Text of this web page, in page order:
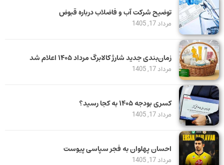
توضیح شرکت آب و فاضلاب درباره قبوض
مرداد 17, 1405
زمان‌بندی جدید شارژ کالابرگ مرداد ۱۴۰۵ اعلام شد
مرداد 17, 1405
کسری بودجه ۱۴۰۵ به کجا رسید؟
مرداد 17, 1405
احسان پهلوان به فجر سپاسی پیوست
مرداد 17, 1405